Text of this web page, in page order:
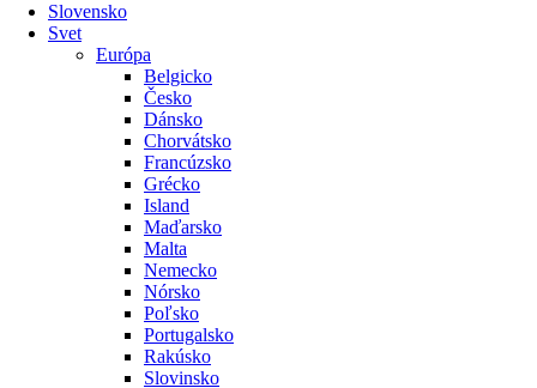
Slovensko
Svet
Európa
Belgicko
Česko
Dánsko
Chorvátsko
Francúzsko
Grécko
Island
Maďarsko
Malta
Nemecko
Nórsko
Poľsko
Portugalsko
Rakúsko
Slovinsko